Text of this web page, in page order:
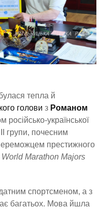
тепла й
голови з Романом
української
групи, почесним
престижного
Marathon Majors
спортсменом, а з
багатьох. Мова йшла